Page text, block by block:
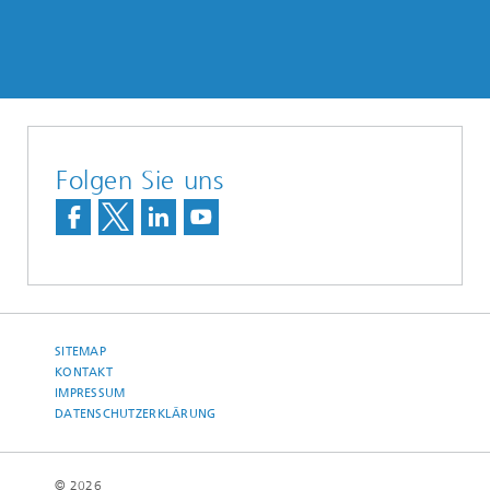
Folgen Sie uns
SITEMAP
KONTAKT
IMPRESSUM
DATENSCHUTZERKLÄRUNG
© 2026